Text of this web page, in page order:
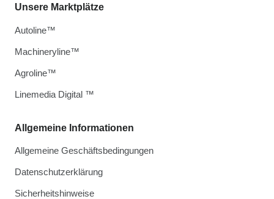
Allgemeine Informationen
Allgemeine Geschäftsbedingungen
Datenschutzerklärung
Sicherheitshinweise
Unsere Marktplätze
Autoline™
Machineryline™
Agroline™
Linemedia Digital ™